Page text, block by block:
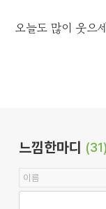
오늘도 많이 웃으
느낌한마디 (31)